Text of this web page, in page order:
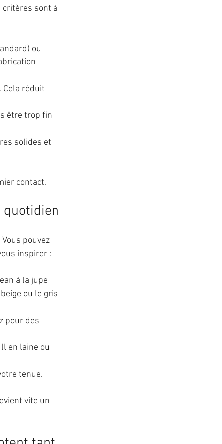
critères sont à
ou
Cela réduit
être trop fin
solides et
contact.
pouvez
inspirer :
à la jupe
ou le gris
pour des
en laine ou
tenue.
vite un